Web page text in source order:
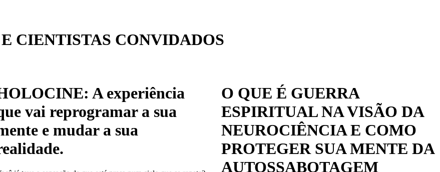
CIENTISTAS CONVIDADOS
A experiência
vai reprogramar a sua
e mudar a sua
O QUE É GUERRA
ESPIRITUAL NA VISÃO DA
NEUROCIÊNCIA E COMO
PROTEGER SUA MENTE DA
AUTOSSABOTAGEM